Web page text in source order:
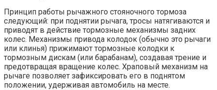
Принцип работы рычажного стояночного тормоза
следующий: при поднятии рычага, тросы натягиваются и
приводят в действие тормозные механизмы задних
колес. Механизмы привода колодок (обычно это рычаги
или клинья) прижимают тормозные колодки к
тормозным дискам (или барабанам), создавая трение и
предотвращая вращение колес. Храповый механизм на
рычаге позволяет зафиксировать его в поднятом
положении, удерживая автомобиль на месте.